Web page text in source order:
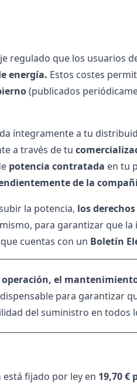
regulado que los usuarios
energía. Estos costes
(publicados
íntegramente a tu
a través de tu
potencia contratada en tu
de la
la potencia, los
para garantizar que
cuentas con un Boletín
el
para garantizar
del suministro en todos
está fijado por ley en 19,70 €